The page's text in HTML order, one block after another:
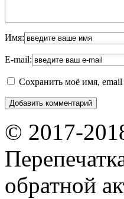
Имя:
E-mail:
Сохранить моё имя,
© 2017-
обратной